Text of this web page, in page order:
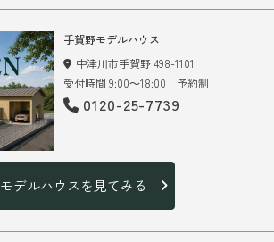
手賀野モデルハウス
中津川市手賀野 498-1101
受付時間 9:00～18:00 予約制
0120-25-7739
モデルハウスを見てみる